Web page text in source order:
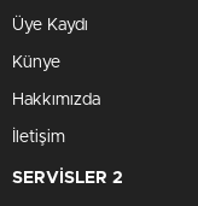
Üye Kaydı
Künye
Hakkımızda
İletişim
SERVİSLER 2